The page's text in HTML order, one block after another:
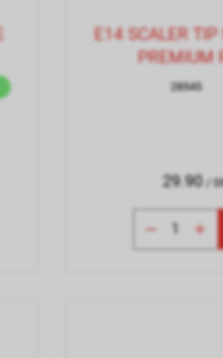
E14 SCALER TIP
PREMIUM
28545
29.90 /